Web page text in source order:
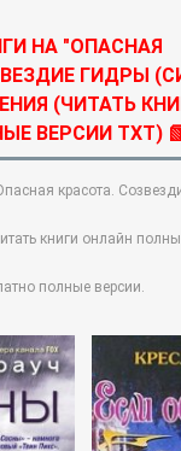
НА "ОПАСНАЯ
ГИДРЫ
(ЧИТАТЬ
ВЕРСИИ TXT)
красота.
книги онлайн
полные версии.